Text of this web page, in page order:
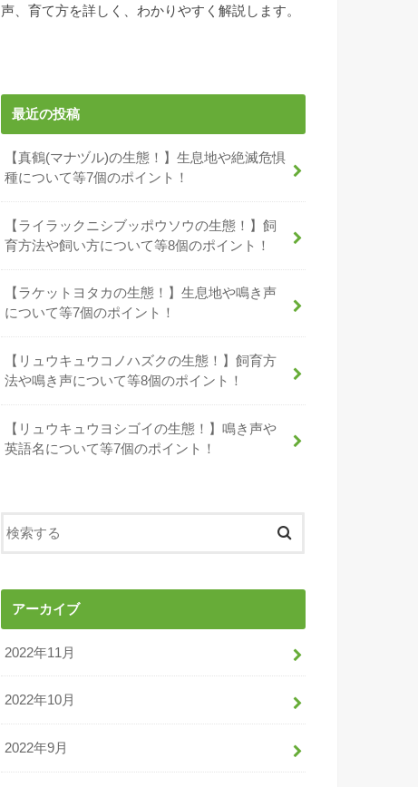
声、育て方を詳しく、わかりやすく解説します。
最近の投稿
【真鶴(マナヅル)の生態！】生息地や絶滅危惧
種について等7個のポイント！
【ライラックニシブッポウソウの生態！】飼
育方法や飼い方について等8個のポイント！
【ラケットヨタカの生態！】生息地や鳴き声
について等7個のポイント！
【リュウキュウコノハズクの生態！】飼育方
法や鳴き声について等8個のポイント！
【リュウキュウヨシゴイの生態！】鳴き声や
英語名について等7個のポイント！
アーカイブ
2022年11月
2022年10月
2022年9月